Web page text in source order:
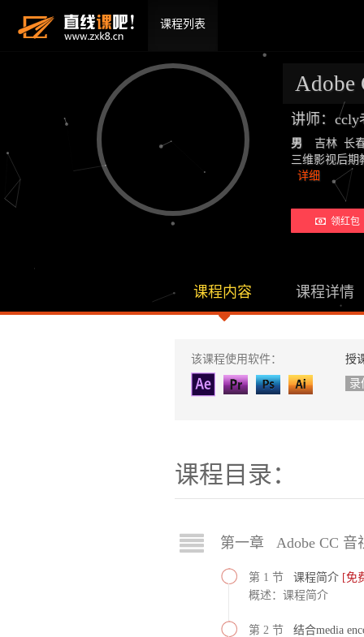
课程列表
Adobe
讲师：ccly
男
吉林 长
三维影视后期
详细
领红包
课程内容 课程详情
该课程使用软件：
授
录
课程目录：
第一章 Adobe CC 音
第 1 节 课程简介 [免
概述：课程简介
第 2 节 结合media